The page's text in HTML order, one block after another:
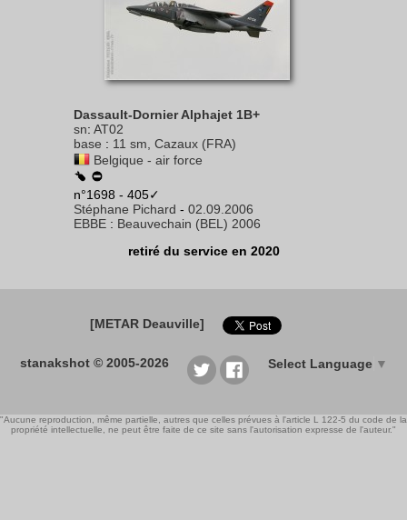
Dassault-Dornier Alphajet 1B+
sn: AT02
base : 11 sm, Cazaux (FRA)
Belgique - air force
n°1698 - 405✓
Stéphane Pichard - 02.09.2006
EBBE : Beauvechain (BEL) 2006
retiré du service en 2020
[METAR Deauville]
stanakshot © 2005-2026 Select Language ▼
"Aucune reproduction, même partielle, autres que celles prévues à l'article L 122-5 du code de la
propriété intellectuelle, ne peut être faite de ce site sans l'autorisation expresse de l'auteur."